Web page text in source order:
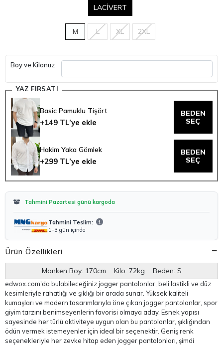
LACİVERT
M L XL 2XL
Boy ve Kilonuz
YAZ FIRSATI
Basic Pamuklu Tişört
+149 TL’ye ekle
BEDEN
SEÇ
Hakim Yaka Gömlek
+299 TL’ye ekle
BEDEN
SEÇ
Tahmini Pazartesi günü kargoda
Tahmini Teslim:
1-3 gün içinde
Ürün Özellikleri
Manken Boy: 170cm Kilo: 72kg Beden: S
edwox.com'da bulabileceğiniz jogger pantolonlar, beli lastikli ve düz
kesimleriyle rahatlığı ve şıklığı bir arada sunar. Yüksek kaliteli
kumaşları ve modern tasarımlarıyla öne çıkan jogger pantolonlar, spor
giyim tarzını benimseyenlerin favorisi olmaya aday. Esnek yapısı
sayesinde her türlü aktiviteye uygun olan bu pantolonlar, şıklığından
ödün vermek istemeyenler için ideal bir seçenektir. Geniş renk
seçenekleriyle her zevke hitap eden jogger pantolonları, şimdi